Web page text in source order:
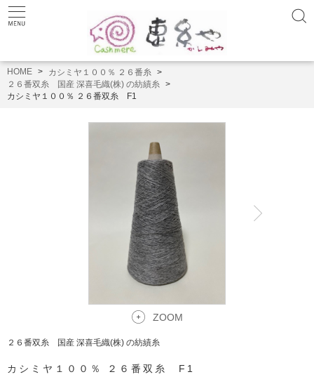
HOME
カシミヤ１００％ ２６番糸
２６番双糸 国産 深喜毛織(株) の紡績糸
カシミヤ１００％ ２６番双糸 F1
ZOOM
２６番双糸 国産 深喜毛織(株) の紡績糸
カシミヤ１００％ ２６番双糸 F1